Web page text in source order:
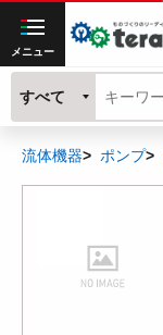
メニュー
すべて
流体機器 ポンプ